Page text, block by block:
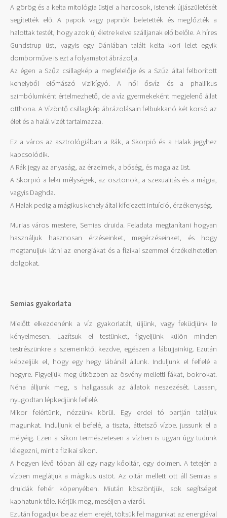
A görög és a kelta mitológia üstjei a harcosok, istenek újjászületését
segítették elő. A papok vagy papnők beletették és megfőzték a
halottak testét, hogy azok új életre kelve szálljanak elő belőle. A híres
Gundstrup üst, vagyis egy Dániában talált kelta kori lelet egyik
domborműve is ezt a folyamatot ábrázolja.
Az égen a Szűz csillagkép a megfelelője és a Szűz által felborított
kehelyből előmászó vizikígyó. A női ősvíz és a phallikus
szimbólumként értelmezhető, de a víz gyermekeként megjelenő állat
otthona. A Vízöntő csillagkép ábrázolásain felbukkanó két korsó az
élet és a halál vizét tartalmazza.
Ez a város az asztrológiában a Rák, a Skorpió és a Halak jegyhez
kapcsolódik.
A Rák jegy az anyaság, az érzelmek, a bőség, és maga az üst.
A Skorpió a lelki mélységek, az ösztönök, a szexualitás és a mágia,
vagyis Daghda.
A Halak pedig a mágikus kehely által kifejezett intuíció, érzékenység.
Murias város mestere, Semias druida. Feladata megtanítani hogyan
használjuk hasznosan érzéseinket, megérzéseinket, és hogy
megtanuljuk látni az energiákat és a fizikai szemmel érzékelhetetlen
dolgokat.
Semias gyakorlata
Mielőtt elkezdenénk a víz gyakorlatát, üljünk, vagy feküdjünk le
kényelmesen. Lazítsuk el testünket, figyeljünk külön minden
testrészünkre a szemeinktől kezdve, egészen a lábujjainkig. Ezután
képzeljük el, hogy egy hegy lábánál állunk. Induljunk el felfelé a
hegyre. Figyeljük meg útközben az ösvény melletti fákat, bokrokat.
Néha álljunk meg, s hallgassuk az állatok neszezését. Lassan,
nyugodtan lépkedjünk felfelé.
Mikor felértünk, nézzünk körül. Egy erdei tó partján találjuk
magunkat. Induljunk el befelé, a tiszta, áttetsző vízbe. jussunk el a
mélyéig. Ezen a síkon természetesen a vízben is ugyan úgy tudunk
lélegezni, mint a fizikai síkon.
A hegyen lévő tóban áll egy nagy kőoltár, egy dolmen. A tetején a
vízben meglátjuk a mágikus üstöt. Az oltár mellett ott áll Semias a
druidák fehér köpenyében. Miután köszöntjük, sok segítséget
kaphatunk tőle. Kérjük meg, meséljen a vízről.
Ezután fogadjuk be az elem erejét, töltsük fel magunkat az energiával